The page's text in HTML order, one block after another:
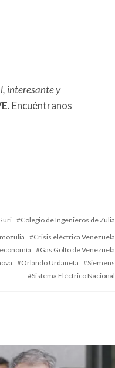
interesante y
. Encuéntranos
Colegio de Ingenieros de Zulia
Crisis eléctrica Venezuela
economía
Gas Golfo de Venezuela
Orlando Urdaneta
Siemens
Sistema Eléctrico Nacional